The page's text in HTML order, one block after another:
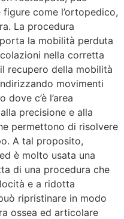
come l’ortopedico,
La procedura
la mobilità perduta
nella corretta
recupero della mobilità
movimenti
c’è l’area
precisione e alla
permettono di risolvere
A tal proposito,
è molto usata una
di una procedura che
e a ridotta
ripristinare in modo
ossea ed articolare